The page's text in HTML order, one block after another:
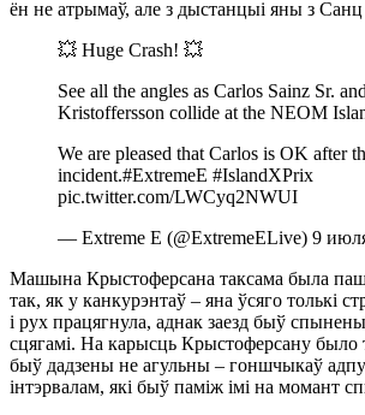
ён не атрымаў, але з дыстанцыі яны з
💥 Huge Crash! 💥
See all the angles as Carlos Sainz Sr.
Kristoffersson collide at the NEOM
We are pleased that Carlos is OK after
incident.#ExtremeE #IslandXPrix
pic.twitter.com/LWCyq2NWUI
— Extreme E (@ExtremeELive) 9
Машына Крыстоферсана таксама была
так, як у канкурэнтаў – яна ўсяго толькі
і рух працягнула, аднак заезд быў
сцягамі. На карысць Крыстоферсану было
быў дадзены не агульны – гоншчыкаў
інтэрвалам, які быў паміж імі на момант